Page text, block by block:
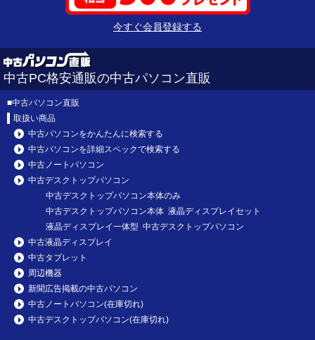
今すぐ会員登録する
中古PC格安通販の中古パソコン直販
■中古パソコン直販
取扱い商品
中古パソコンをかんたんに検索する
中古パソコンを詳細スペックで検索する
中古ノートパソコン
中古デスクトップパソコン
中古デスクトップパソコン本体のみ
中古デスクトップパソコン本体 液晶ディスプレイセット
液晶ディスプレイ一体型 中古デスクトップパソコン
中古液晶ディスプレイ
中古タブレット
周辺機器
新聞広告掲載の中古パソコン
中古ノートパソコン(在庫切れ)
中古デスクトップパソコン(在庫切れ)